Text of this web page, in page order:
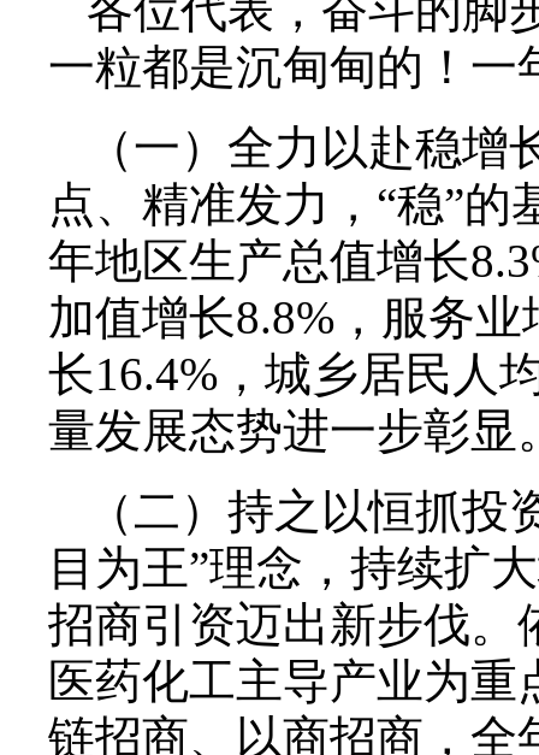
一粒都是沉甸甸的！一
（一）全力以赴稳
点、精准发力，“稳”
年地区生产总值增长
加值增长8.8%，服务
长16.4%，城乡居民人
量发展态势进一步彰显
（二）持之以恒抓
目为王”理念，持续扩
招商引资迈出新步伐。
医药化工主导产业为
链招商、以商招商，全